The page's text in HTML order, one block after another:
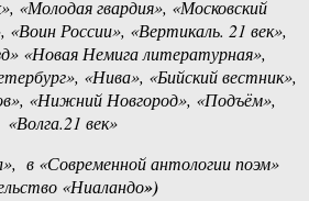
«Молодая гвардия», «Московский
России», «Вертикаль. 21 век»,
«Новая Немига литературная»,
«Нива», «Бийский вестник»,
«Нижний Новгород», «Подъём»,
«Волга.21 век»
в «Современной антологии поэм»
«Ниаландо»)